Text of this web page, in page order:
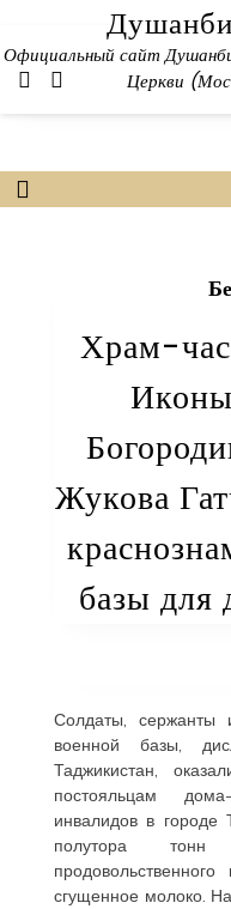
content
Официальный сайт
Церкви
Храм-
Жукова
базы для
Солдаты, сержанты
военной базы,
Таджикистан,
постояльцам
инвалидов в городе
полутора
сгущенное молоко.